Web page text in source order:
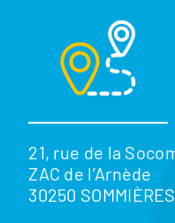
21, rue de la
ZAC de l’Arnède
30250 SOMMIÈRES